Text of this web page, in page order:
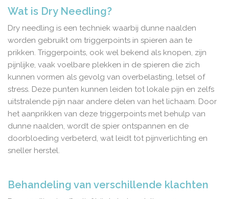
Wat is Dry Needling?
Dry needling is een techniek waarbij dunne naalden
worden gebruikt om triggerpoints in spieren aan te
prikken. Triggerpoints, ook wel bekend als knopen, zijn
pijnlijke, vaak voelbare plekken in de spieren die zich
kunnen vormen als gevolg van overbelasting, letsel of
stress. Deze punten kunnen leiden tot lokale pijn en zelfs
uitstralende pijn naar andere delen van het lichaam. Door
het aanprikken van deze triggerpoints met behulp van
dunne naalden, wordt de spier ontspannen en de
doorbloeding verbeterd, wat leidt tot pijnverlichting en
sneller herstel.
Behandeling van verschillende klachten